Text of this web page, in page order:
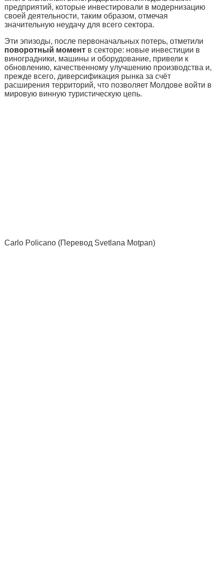
предприятий, которые инвестировали в модернизацию
своей деятельности, таким образом, отмечая
значительную неудачу для всего сектора.
Эти эпизоды, после первоначальных потерь, отметили
поворотный моментв секторе: новые инвестиции в
виноградники, машины и оборудование, привели к
обновлению, качественному улучшению производства и,
прежде всего, диверсификация рынка за счёт
расширения территорий, что позволяет Молдове войти в
мировую винную туристическую цепь.
Carlo Policano (Перевод Svetlana Moțpan)